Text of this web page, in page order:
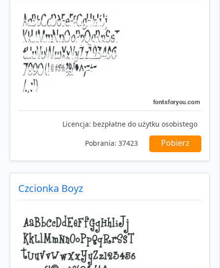
Licencja: bezpłatne do użytku osobistego
Pobrania: 37423 Pobierz
Czcionka Boyz